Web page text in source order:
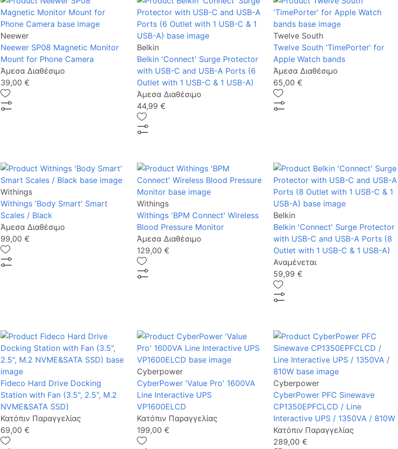
Neewer
Neewer SP08 Magnetic Monitor
Mount for Phone Camera
Άμεσα Διαθέσιμο
39,00 €
Belkin
Belkin 'Connect' Surge Protector
with USB-C and USB-A Ports (6
Outlet with 1 USB-C & 1 USB-A)
Άμεσα Διαθέσιμο
44,99 €
Twelve South
Twelve South 'TimePorter' for
Apple Watch bands
Άμεσα Διαθέσιμο
65,00 €
Withings
Withings 'Body Smart' Smart
Scales / Black
Άμεσα Διαθέσιμο
99,00 €
Withings
Withings 'BPM Connect' Wireless
Blood Pressure Monitor
Άμεσα Διαθέσιμο
129,00 €
Belkin
Belkin 'Connect' Surge Protector
with USB-C and USB-A Ports (8
Outlet with 1 USB-C & 1 USB-A)
Αναμένεται
59,99 €
Fideco Hard Drive Docking
Station with Fan (3.5", 2.5", M.2
NVME&SATA SSD)
Κατόπιν Παραγγελίας
69,00 €
Cyberpower
CyberPower 'Value Pro' 1600VA
Line Interactive UPS
VP1600ELCD
Κατόπιν Παραγγελίας
199,00 €
Cyberpower
CyberPower PFC Sinewave
CP1350EPFCLCD / Line
Interactive UPS / 1350VA / 810W
Κατόπιν Παραγγελίας
289,00 €